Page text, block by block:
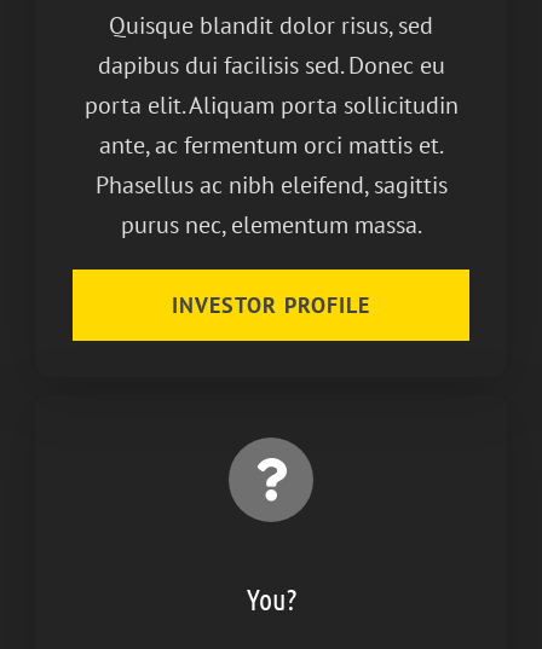
Quisque blandit dolor risus, sed
dapibus dui facilisis sed. Donec eu
porta elit. Aliquam porta sollicitudin
ante, ac fermentum orci mattis et.
Phasellus ac nibh eleifend, sagittis
purus nec, elementum massa.
INVESTOR PROFILE
You?